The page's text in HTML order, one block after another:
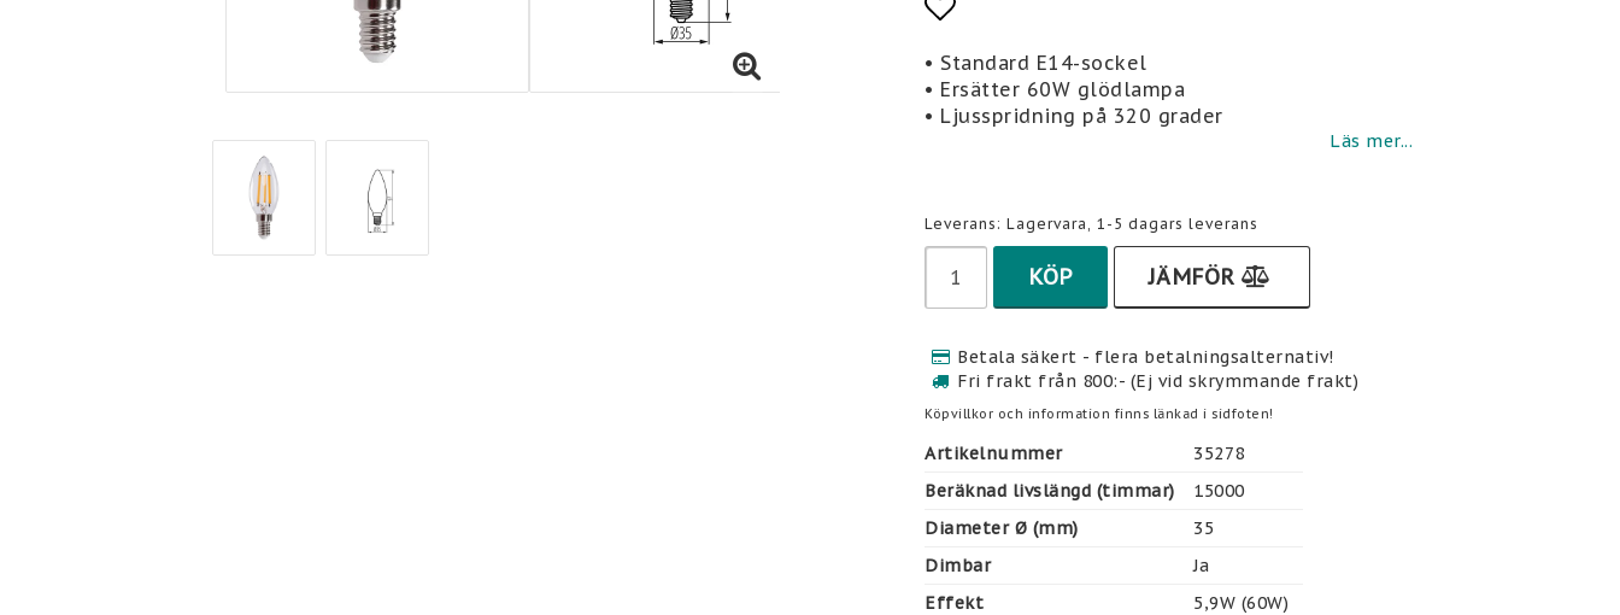
Lägg till i favoritlistan
• Standard E14-sockel
• Ersätter 60W glödlampa
• Ljusspridning på 320 grader
Läs mer...
Leverans: Lagervara, 1-5 dagars leverans
KÖP JÄMFÖR
Betala säkert - flera betalningsalternativ!
Fri frakt från 800:- (Ej vid skrymmande frakt)
Köpvillkor och information finns länkad i sidfoten!
Artikelnummer
35278
Beräknad livslängd (timmar)
15000
Diameter Ø (mm)
35
Dimbar
Ja
Effekt
5,9W (60W)